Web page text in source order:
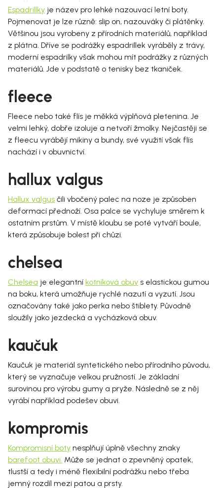
Espadrillky je název pro lehké nazouvací letní boty.
Pojmenovat je lze různě: slip on, nazouváky či plátěnky.
Většinou jsou vyrobeny z přírodních materiálů, například
z plátna. Dříve se podrážky espadrillek vyráběly z trávy,
moderní espadrilky však mohou mít podrážky z různých
materiálů. Jde v podstatě o tenisky bez tkaniček.
fleece
Fleece nebo také flís je měkká výplňová pletenina. Je
velmi lehký, dobře izoluje a netvoří žmolky. Nejčastěji se
z fleecu vyrábějí mikiny a bundy, své využití však flís
nachází i v obuvnictví.
hallux valgus
Hallux valgus čili vbočený palec na noze je způsoben
deformací přednoží. Osa palce se vychyluje směrem k
ostatním prstům. V místě kloubu se poté vytváří boule,
která způsobuje bolest při chůzi.
chelsea
Chelsea je elegantní kotníková obuv s elastickou gumou
na boku, která umožňuje rychlé nazutí a vyzutí. Jsou
označovány také jako perka nebo štiblety. Původně
sloužily jako jezdecká a vycházková obuv.
kaučuk
Kaučuk je materiál syntetického nebo přírodního původu,
který se vyznačuje velkou pružností. Je základní
surovinou pro výrobu gumy a pryže. Následně se z něj
vyrábí například podešev obuvi.
kompromis
Kompromisní boty nesplňují úplně všechny znaky
barefoot obuvi. Může se jednat o zpevněný opatek,
tlustší a tedy i méně flexibilní podrážku nebo třeba
jemný rozdíl mezi patou a prsty.